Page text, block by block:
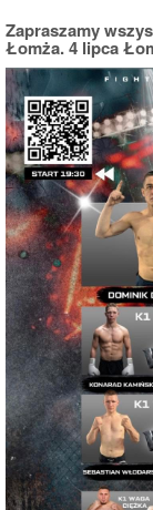
Zapraszamy
Łomża. 4 lipca